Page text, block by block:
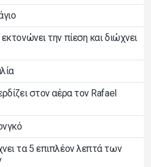
την πίεση και διώχνει
στον αέρα τον Rafael
τα 5 επιπλέον λεπτά των